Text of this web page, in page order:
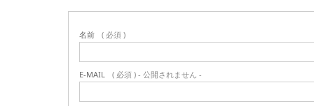
名前 ( 必須 )
E-MAIL ( 必須 ) - 公開されません -